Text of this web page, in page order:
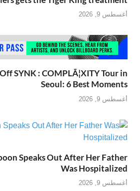
أغسطس 9, 2026
SYNK : COMPLÃ¦XITY Tour in
Seoul: 6 Best Moments
أغسطس 9, 2026
Speaks Out After Her Father
Was Hospitalized
أغسطس 9, 2026